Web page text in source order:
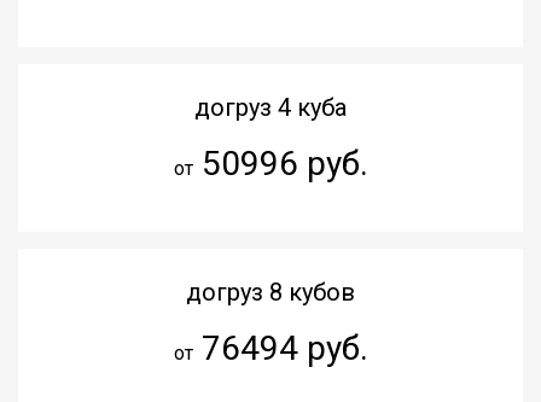
догруз 4 куба
от50996 руб.
догруз 8 кубов
от76494 руб.